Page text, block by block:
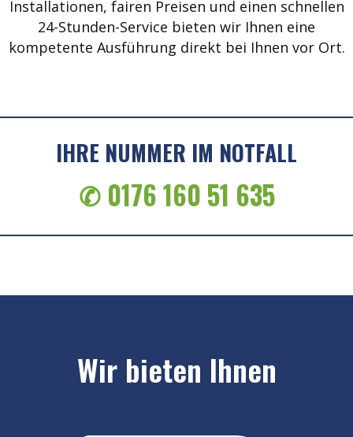
Installationen, fairen Preisen und einen schnellen
24-Stunden-Service bieten wir Ihnen eine
kompetente Ausführung direkt bei Ihnen vor Ort.
IHRE NUMMER IM NOTFALL
✆ 0176 160 51 635
Wir bieten Ihnen